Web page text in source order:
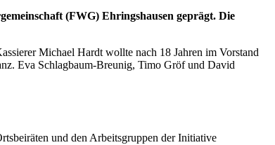
(FWG) Ehringshausen geprägt. Die
Michael Hardt wollte nach 18 Jahren im Vorstand
Eva Schlagbaum-Breunig, Timo Gröf und David
und den Arbeitsgruppen der Initiative